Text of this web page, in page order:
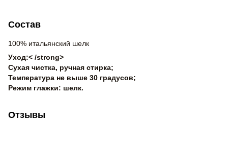
Состав
100% итальянский шелк
Уход:< /strong>
Сухая чистка, ручная стирка;
Температура не выше 30 градусов;
Режим глажки: шелк.
Отзывы